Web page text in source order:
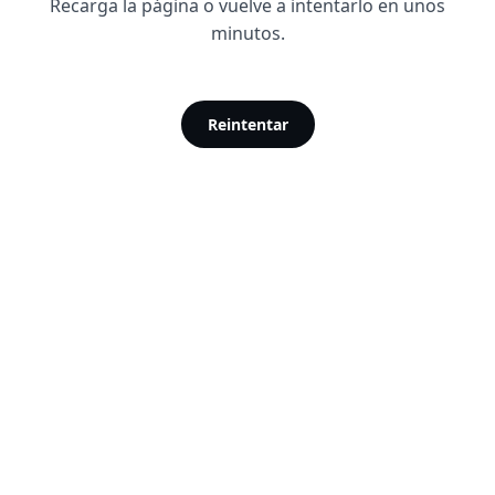
Recarga la página o vuelve a intentarlo en unos
minutos.
Reintentar